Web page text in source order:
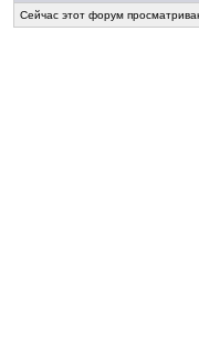
Сейчас этот форум